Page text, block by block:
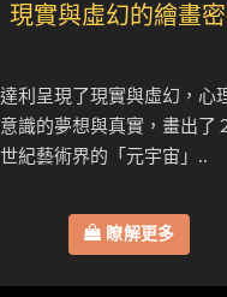
現實與虛幻的繪畫
達利呈現了現實與虛幻，心
意識的夢想與真實，畫出了
世紀藝術界的「元宇宙」..
瞭解更多